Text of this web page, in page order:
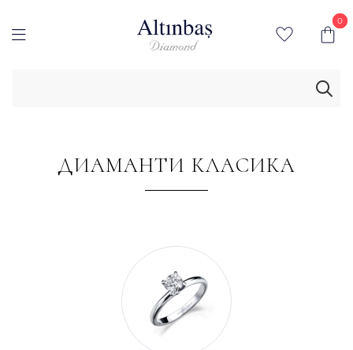
0
0
ДИАМАНТИ КЛАСИКА